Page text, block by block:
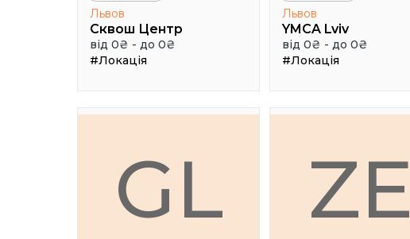
Львов
Сквош Центр
від 0₴ - до 0₴
#Локація
Львов
YMCA Lviv
від 0₴ - до 0₴
#Локація
GL ZE